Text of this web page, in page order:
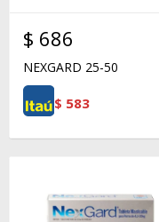
$ 686
NEXGARD 25-50
$ 583